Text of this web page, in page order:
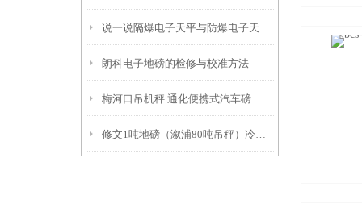
说一说隔爆电子天平与防爆电子天平的区别
朗科电子地磅的检修与校准方法
梅河口吊机秤 通化便携式汽车磅 牡丹电子防爆吊称
修文1吨地磅（溆浦80吨吊秤）冷水江1T吊秤（郴州轨道衡器